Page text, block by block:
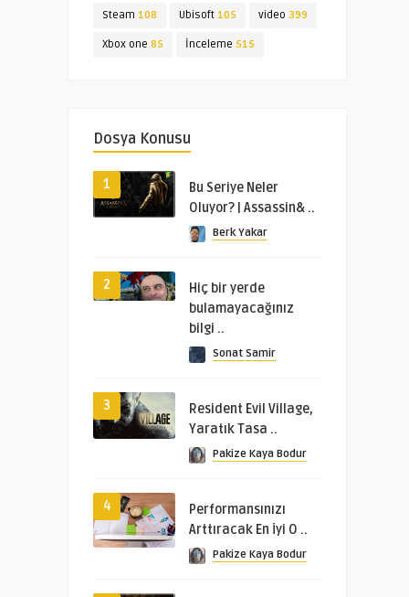
Steam 108 Ubisoft 105 video 399
Xbox one 85 İnceleme 515
Dosya Konusu
1
Bu Seriye Neler
Oluyor? | Assassin& ..
Berk Yakar
2
Hiç bir yerde
bulamayacağınız
bilgi ..
Sonat Samir
3
Resident Evil Village,
Yaratık Tasa ..
Pakize Kaya Bodur
4
Performansınızı
Arttıracak En İyi O ..
Pakize Kaya Bodur